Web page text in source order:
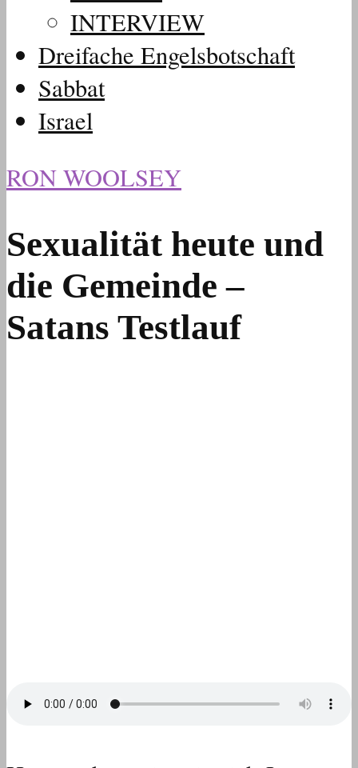
INTERVIEW
Dreifache Engelsbotschaft
Sabbat
Israel
RON WOOLSEY
Sexualität heute und
die Gemeinde –
Satans Testlauf